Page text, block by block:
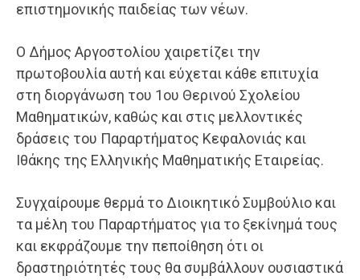
επιστημονικής παιδείας των νέων.
Ο Δήμος Αργοστολίου χαιρετίζει την
πρωτοβουλία αυτή και εύχεται κάθε επιτυχία
στη διοργάνωση του 1ου Θερινού Σχολείου
Μαθηματικών, καθώς και στις μελλοντικές
δράσεις του Παραρτήματος Κεφαλονιάς και
Ιθάκης της Ελληνικής Μαθηματικής Εταιρείας.
Συγχαίρουμε θερμά το Διοικητικό Συμβούλιο και
τα μέλη του Παραρτήματος για το ξεκίνημά τους
και εκφράζουμε την πεποίθηση ότι οι
δραστηριότητές τους θα συμβάλλουν ουσιαστικά